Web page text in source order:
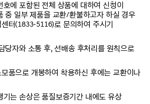
에 포함된 전체 상품에 대하여 신청이
중 일부 제품을 교환/환불하고자 하실 경우
터(1833-5116)로 문의하여 주시기
당자와 소통 후, 선배송 후처리를 원칙으로
모품으로 개봉하여 착용하신 후에는 교환이나
기는 손상은 품질보증기간 내에도 유상